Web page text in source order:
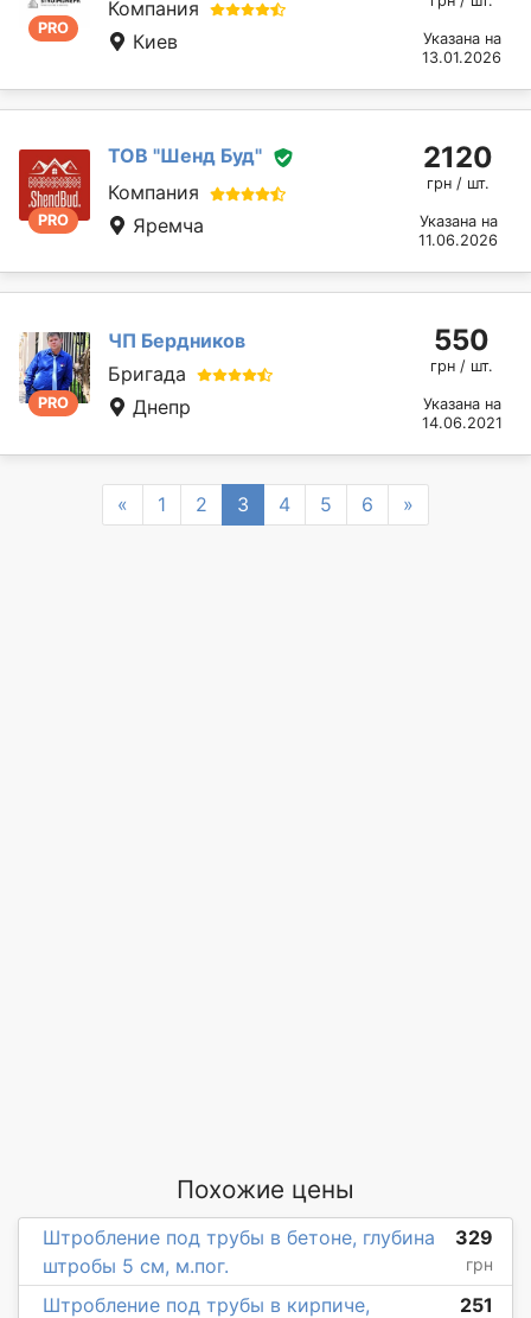
PRO
Компания
Киев
Указана на
13.01.2026
PRO
ТОВ "Шенд Буд"
Компания
Яремча
2120
грн / шт.
Указана на
11.06.2026
PRO
ЧП Бердников
Бригада
Днепр
550
грн / шт.
Указана на
14.06.2021
« Previous
1 2 3 4 5 6 »
Похожие цены
Штробление под трубы в бетоне, глубина
штробы 5 см, м.пог.
329
грн
Штробление под трубы в кирпиче,
251